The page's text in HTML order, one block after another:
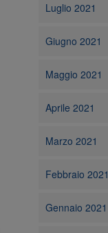
Luglio 2021
Giugno 2021
Maggio 2021
Aprile 2021
Marzo 2021
Febbraio 2021
Gennaio 2021